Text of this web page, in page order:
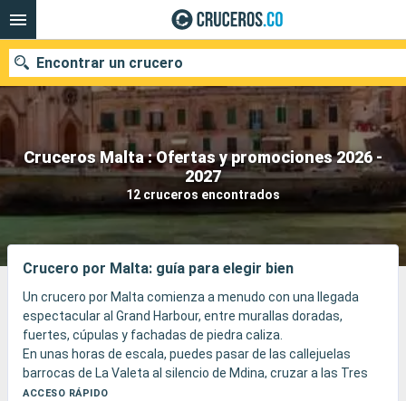
Cruceros Malta : Ofertas y promociones 2026 -
2027
12 cruceros encontrados
Encontrar un crucero
Fecha de salida
Buscar
Crucero por Malta: guía para elegir bien
Un crucero por Malta comienza a menudo con una llegada
espectacular al Grand Harbour, entre murallas doradas,
fuertes, cúpulas y fachadas de piedra caliza.
En unas horas de escala, puedes pasar de las callejuelas
barrocas de La Valeta al silencio de Mdina, cruzar a las Tres
Ciudades en una embarcación tradicional o llegar a Gozo para
ACCESO RÁPIDO